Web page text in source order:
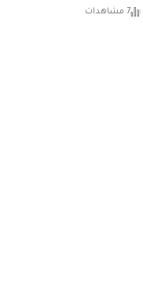
7 مشاهدات